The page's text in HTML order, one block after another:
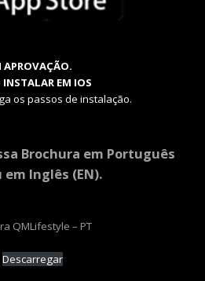
APROVAÇÃO.
EM IOS
os passos de instalação.
Brochura em Português
em Inglês (EN).
QMLifestyle – PT
Descarregar